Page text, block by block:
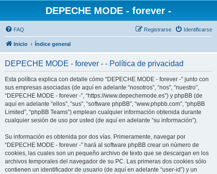
DEPECHE MODE - forever -
FAQ Identificarse
Registrarse
Inicio Índice general
DEPECHE MODE - forever - - Política de privacidad
Esta política explica con detalle cómo “DEPECHE MODE - forever -” junto con
sus empresas asociadas (de aquí en adelante “nosotros”, “nos”, “nuestro”,
“DEPECHE MODE - forever -”, “https://www.depechemode.es”) y phpBB (de
aquí en adelante “ellos”, “sus”, “software phpBB”, “www.phpbb.com”, “phpBB
Limited”, “phpBB Teams”) emplean cualquier información obtenida durante
cualquier sesión de uso por usted (de aquí en adelante “su información”).
Su información es obtenida por dos vías. Primeramente, navegar por
“DEPECHE MODE - forever -” hará al software phpBB crear un número de
cookies, las cuales son un pequeño archivo de texto que se descargan en los
archivos temporales del navegador de su PC. Las primeras dos cookies sólo
contienen un identificador de usuario (de aquí en adelante “user-id”) y un